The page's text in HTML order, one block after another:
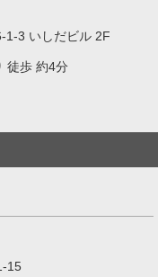
1-3 いしだビル 2F
徒歩 約4分
15